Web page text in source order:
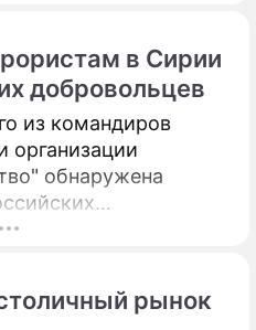
победа
регионах не
экспертов,
политолог
в Сирии
добровольцев
из командиров
организации
обнаружена
Ранее эту
один из ее
рынок